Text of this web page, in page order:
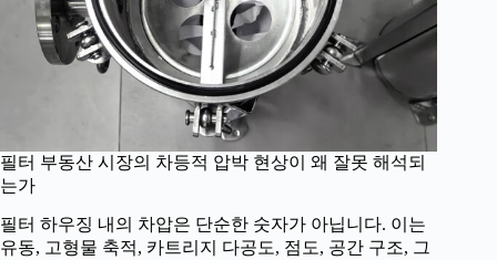
필터 부동산 시장의 차등적 압박 현상이 왜 잘못 해석되
는가
필터 하우징 내의 차압은 단순한 숫자가 아닙니다. 이는
유동, 고형물 축적, 카트리지 다공도, 점도, 공간 구조, 그